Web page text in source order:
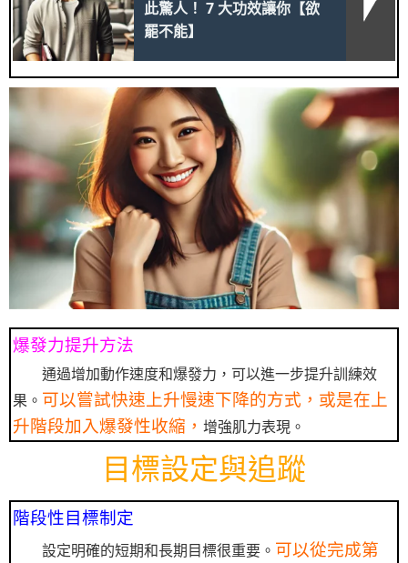
此驚人！ 7 大功效讓你【欲
罷不能】
爆發力提升方法
通過增加動作速度和爆發力，可以進一步提升訓練效
果。 可以嘗試快速上升慢速下降的方式，或是在上
升階段加入爆發性收縮， 增強肌力表現。
目標設定與追蹤
階段性目標制定
設定明確的短期和長期目標很重要。 可以從完成第